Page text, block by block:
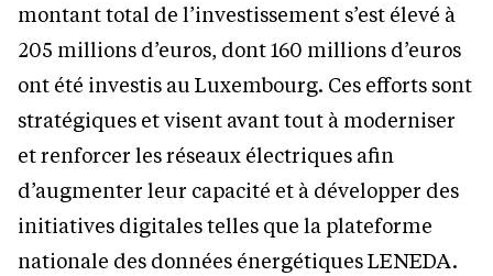
montant total de l’investissement s’est élevé à
205 millions d’euros, dont 160 millions d’euros
ont été investis au Luxembourg. Ces efforts sont
stratégiques et visent avant tout à moderniser
et renforcer les réseaux électriques afin
d’augmenter leur capacité et à développer des
initiatives digitales telles que la plateforme
nationale des données énergétiques LENEDA.